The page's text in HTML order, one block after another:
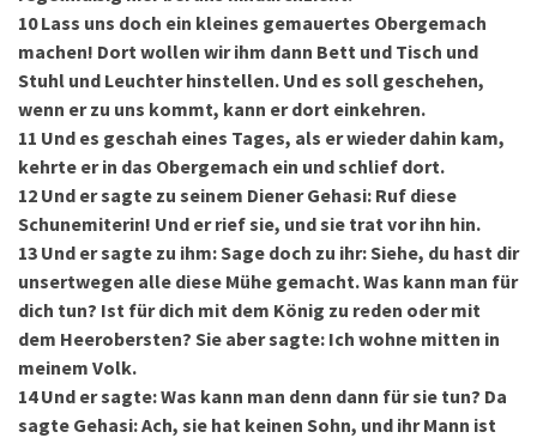
10 Lass uns doch ein kleines gemauertes Obergemach
machen! Dort wollen wir ihm dann Bett und Tisch und
Stuhl und Leuchter hinstellen. Und es soll geschehen,
wenn er zu uns kommt, kann er dort einkehren.
11 Und es geschah eines Tages, als er wieder dahin kam,
kehrte er in das Obergemach ein und schlief dort.
12 Und er sagte zu seinem Diener Gehasi: Ruf diese
Schunemiterin! Und er rief sie, und sie trat vor ihn hin.
13 Und er sagte zu ihm: Sage doch zu ihr: Siehe, du hast dir
unsertwegen alle diese Mühe gemacht. Was kann man für
dich tun? Ist für dich mit dem König zu reden oder mit
dem Heerobersten? Sie aber sagte: Ich wohne mitten in
meinem Volk.
14 Und er sagte: Was kann man denn dann für sie tun? Da
sagte Gehasi: Ach, sie hat keinen Sohn, und ihr Mann ist